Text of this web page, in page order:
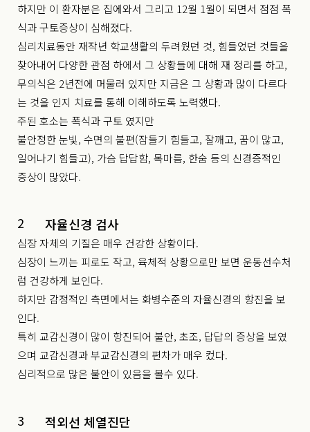
하지만 이 환자분은 집에와서 그리고 12월 1월이 되면서 점점 폭
식과 구토증상이 심해졌다.
심리치료동안 재작년 학교생활의 두려웠던 것, 힘들었던 것들을
찾아내어 다양한 관점 하에서 그 상황들에 대해 재 정리를 하고,
무의식은 2년전에 머물러 있지만 지금은 그 상황과 많이 다르다
는 것을 인지 치료를 통해 이해하도록 노력했다.
주된 호소는 폭식과 구토 였지만
불안정한 눈빛, 수면의 불편(잠들기 힘들고, 잘깨고, 꿈이 많고,
일어나기 힘들고), 가슴 답답함, 목마름, 한숨 등의 신경증적인
증상이 많았다.
2 자율신경 검사
심장 자체의 기질은 매우 건강한 상황이다.
심장이 느끼는 피로도 작고, 육체적 상황으로만 보면 운동선수처
럼 건강하게 보인다.
하지만 감정적인 측면에서는 화병수준의 자율신경의 항진을 보
인다.
특히 교감신경이 많이 항진되어 불안, 초조, 답답의 증상을 보였
으며 교감신경과 부교감신경의 편차가 매우 컸다.
심리적으로 많은 불안이 있음을 볼수 있다.
3 적외선 체열진단